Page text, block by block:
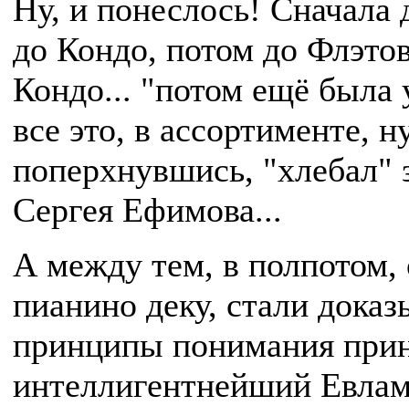
Ну, и понеслось! Сначала
до Кондо, потом до
Кондо... "потом ещё была
все это, в ассортименте,
поперхнувшись, "хлебал"
Сергея Ефимова...
А между тем, в
пианино деку, стали
принципы понимания
интеллигентнейший